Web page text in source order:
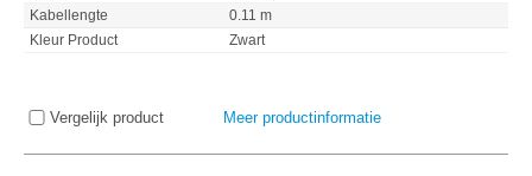
Kabellengte
0.11 m
Kleur Product
Zwart
Vergelijk product Meer productinformatie